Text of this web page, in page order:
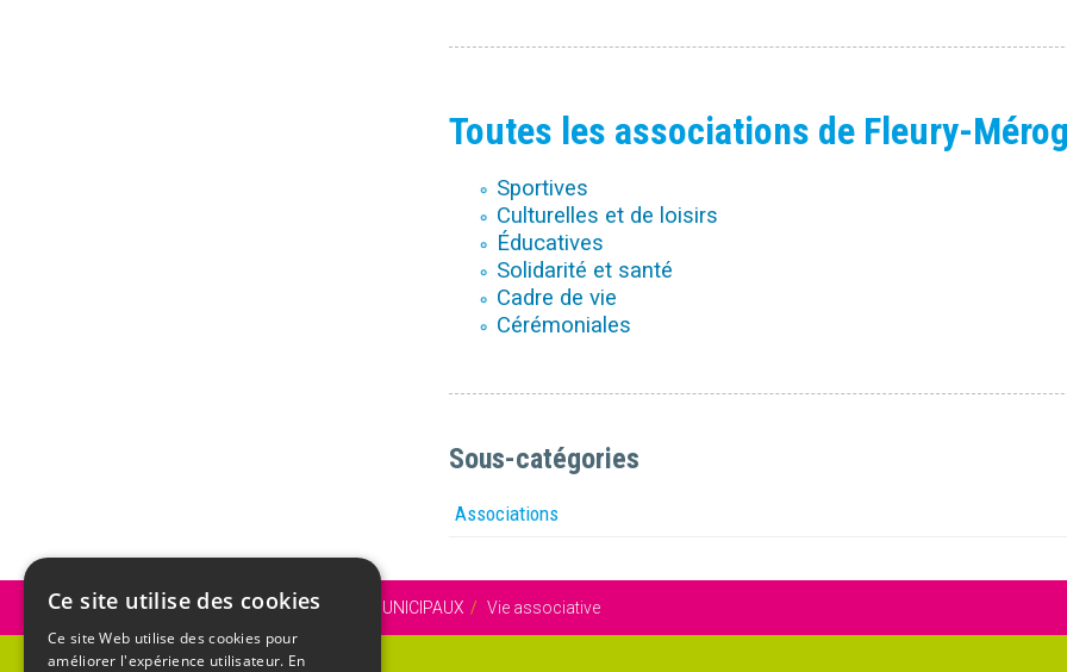
Toutes les associations de Fleury-
Sportives
Culturelles et de loisirs
Éducatives
Solidarité et santé
Cadre de vie
Cérémoniales
Sous-catégories
Associations
Vous êtes ici : Accueil SERVICES MUNICIPAUX Vie associative
Ce site utilise des cookies
Ce site Web utilise des cookies pour
améliorer l'expérience utilisateur. En